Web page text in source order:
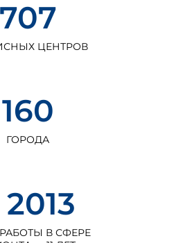
707
ЦЕНТРОВ
160
ГОРОДА
В СФЕРЕ